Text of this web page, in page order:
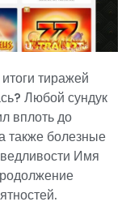
тиражей
Любой сундук
вплоть до
также болезные
Имя